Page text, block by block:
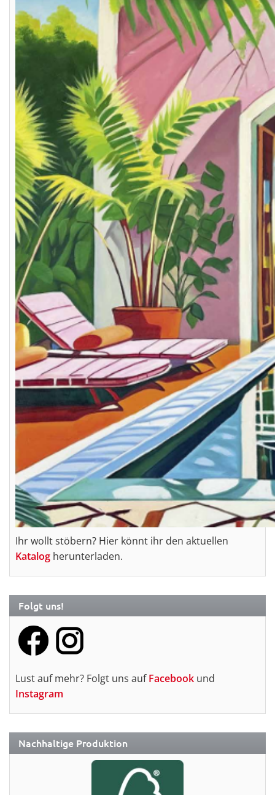
Ihr wollt stöbern? Hier könnt ihr den aktuellen
Katalog herunterladen.
Folgt uns!
Lust auf mehr? Folgt uns aufFacebook und
Instagram
Nachhaltige Produktion